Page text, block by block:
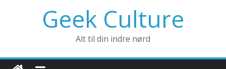
Geek Culture
Alt til din indre nørd